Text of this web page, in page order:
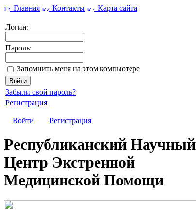
Главная Контакты Карта сайта
Логин:
Пароль:
Запомнить меня на этом компьютере
Забыли свой пароль?
Регистрация
Войти Регистрация
Республиканский Научный
Центр Экстренной
Медицинской Помощи